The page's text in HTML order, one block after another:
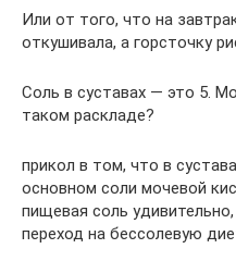
Или от того, что на
откушивала, а горсточку
Соль в суставах — это 5.
таком раскладе?
прикол в том, что в
основном соли мочевой
пищевая соль
переход на бессолевую